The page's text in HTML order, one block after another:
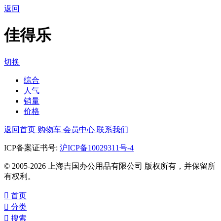
返回
佳得乐
切换
综合
人气
销量
价格
返回首页 购物车 会员中心 联系我们
ICP备案证书号: 沪ICP备10029311号-4
© 2005-2026 上海吉国办公用品有限公司 版权所有，并保留所
有权利。
 首页
 分类
 搜索